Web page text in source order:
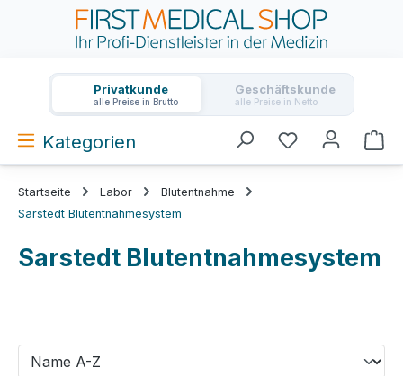
Zum Hauptinhalt springen
Privatkunde
alle Preise in Brutto
Geschäftskunde
alle Preise in Netto
Kategorien
Startseite Labor
Blutentnahme
Sarstedt Blutentnahmesystem
Sarstedt Blutentnahmesystem